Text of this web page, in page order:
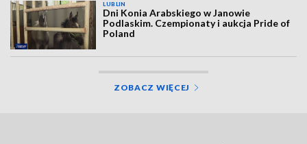
LUBLIN
Dni Konia Arabskiego w Janowie
Podlaskim. Czempionaty i aukcja Pride of
Poland
ZOBACZ WIĘCEJ